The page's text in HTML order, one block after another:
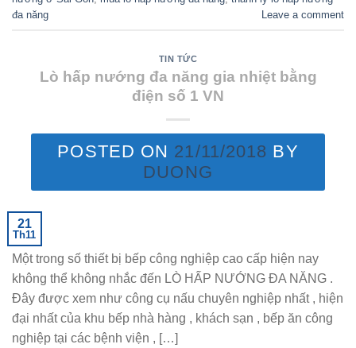
đa năng
Leave a comment
TIN TỨC
Lò hấp nướng đa năng gia nhiệt bằng
điện số 1 VN
POSTED ON 21/11/2018 BY
DUONG
21
Th11
Một trong số thiết bị bếp công nghiệp cao cấp hiện nay
không thể không nhắc đến LÒ HẤP NƯỚNG ĐA NĂNG .
Đây được xem như công cụ nấu chuyên nghiệp nhất , hiện
đại nhất của khu bếp nhà hàng , khách sạn , bếp ăn công
nghiệp tại các bệnh viện , […]